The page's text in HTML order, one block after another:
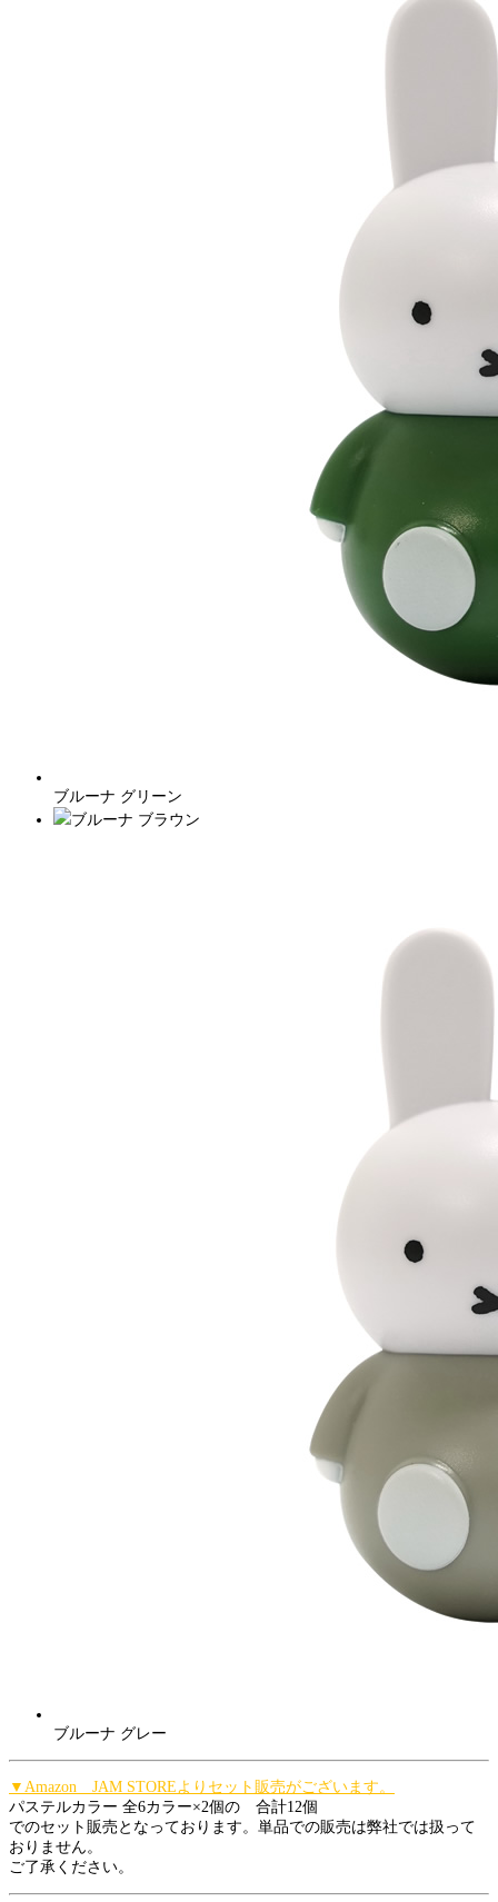
ブルーナ グリーン
ブルーナ ブラウン
ブルーナ グレー
▼Amazon JAM STOREよりセット販売がございます。
パステルカラー 全6カラー×2個の 合計12個
でのセット販売となっております。単品での販売は弊社では扱って
おりません。
ご了承ください。